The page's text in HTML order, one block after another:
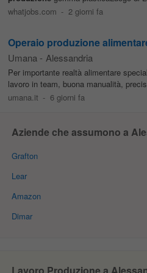
whatjobs.com - 2 giorni fa
Operaio produzione
Umana - Alessandria
Per importante realtà alimentare
lavoro in team, buona manualità,
umana.it - 6 giorni fa
Aziende che assumono a
Grafton
Lear
Amazon
Dimar